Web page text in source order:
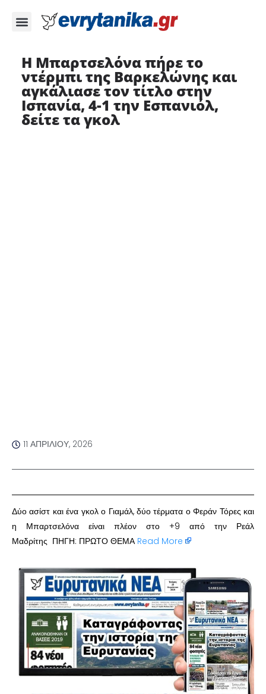
Η Μπαρτσελόνα πήρε το
ντέρμπι της Βαρκελώνης και
αγκάλιασε τον τίτλο στην
Ισπανία, 4-1 την Εσπανιόλ,
δείτε τα γκολ
11 ΑΠΡΙΛΊΟΥ, 2026
Δύο ασίστ και ένα γκολ ο Γιαμάλ, δύο τέρματα ο Φεράν Τόρες και
η Μπαρτσελόνα είναι πλέον στο +9 από την Ρεάλ
Μαδρίτης ΠΗΓΗ: ΠΡΩΤΟ ΘΕΜΑ Read More